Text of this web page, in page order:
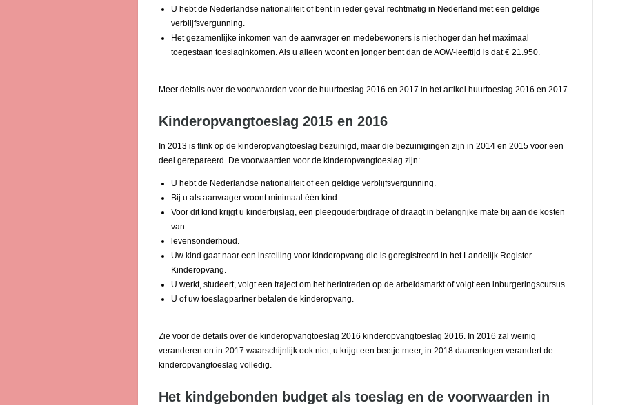
U hebt de Nederlandse nationaliteit of bent in ieder geval rechtmatig in Nederland met een geldige
verblijfsvergunning.
Het gezamenlijke inkomen van de aanvrager en medebewoners is niet hoger dan het maximaal
toegestaan toeslaginkomen. Als u alleen woont en jonger bent dan de AOW-leeftijd is dat € 21.950.
Meer details over de voorwaarden voor de huurtoeslag 2016 en 2017 in het artikel huurtoeslag 2016 en 2017.
Kinderopvangtoeslag 2015 en 2016
In 2013 is flink op de kinderopvangtoeslag bezuinigd, maar die bezuinigingen zijn in 2014 en 2015 voor een
deel gerepareerd. De voorwaarden voor de kinderopvangtoeslag zijn:
U hebt de Nederlandse nationaliteit of een geldige verblijfsvergunning.
Bij u als aanvrager woont minimaal één kind.
Voor dit kind krijgt u kinderbijslag, een pleegouderbijdrage of draagt in belangrijke mate bij aan de kosten
van
levensonderhoud.
Uw kind gaat naar een instelling voor kinderopvang die is geregistreerd in het Landelijk Register
Kinderopvang.
U werkt, studeert, volgt een traject om het herintreden op de arbeidsmarkt of volgt een inburgeringscursus.
U of uw toeslagpartner betalen de kinderopvang.
Zie voor de details over de kinderopvangtoeslag 2016 kinderopvangtoeslag 2016. In 2016 zal weinig
veranderen en in 2017 waarschijnlijk ook niet, u krijgt een beetje meer, in 2018 daarentegen verandert de
kinderopvangtoeslag volledig.
Het kindgebonden budget als toeslag en de voorwaarden in